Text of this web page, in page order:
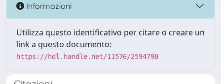
Informazioni
Utilizza questo identificativo per citare o creare un
link a questo documento:
https://hdl.handle.net/11576/2594790